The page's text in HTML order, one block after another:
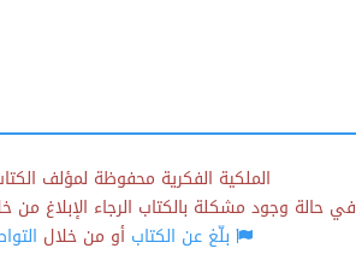
الملكية الفكرية محفوظة لمؤلف
في حالة وجود مشكلة بالكتاب الرجاء الإبلاغ من
بلّغ عن الكتابأو من خلال